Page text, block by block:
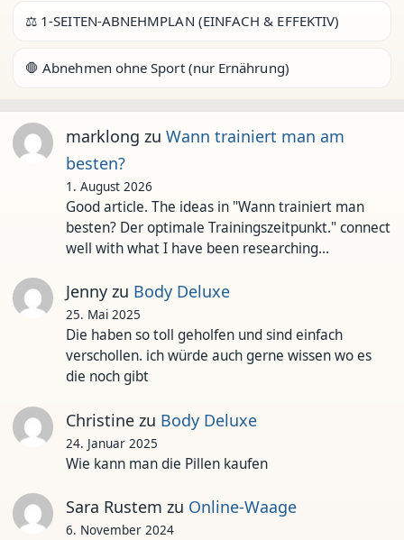
⚖️ 1-SEITEN-ABNEHMPLAN (EINFACH & EFFEKTIV)
🛑 Abnehmen ohne Sport (nur Ernährung)
marklong zu Wann trainiert man am
besten?
1. August 2026
Good article. The ideas in "Wann trainiert man
besten? Der optimale Trainingszeitpunkt." connect
well with what I have been researching…
Jennyzu Body Deluxe
25. Mai 2025
Die haben so toll geholfen und sind einfach
verschollen. ich würde auch gerne wissen wo es
die noch gibt
Christinezu Body Deluxe
24. Januar 2025
Wie kann man die Pillen kaufen
Sara Rustem zu Online-Waage
6. November 2024